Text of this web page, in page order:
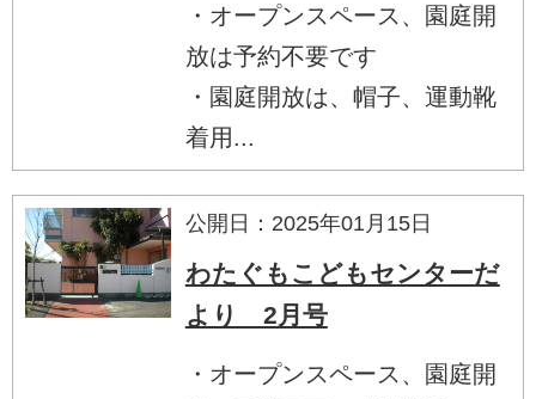
・オープンスペース、園庭開
放は予約不要です
・園庭開放は、帽子、運動靴
着用...
公開日：2025年01月15日
わたぐもこどもセンターだ
より 2月号
・オープンスペース、園庭開